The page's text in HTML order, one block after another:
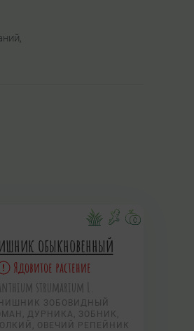
обыкновенный
Ядовитое растение
strumarium L.
ЗОБОВИДНЫЙ
ДУРНИКА, ЗОБНИК,
ОВЕЧИЙ РЕПЕЙНИК